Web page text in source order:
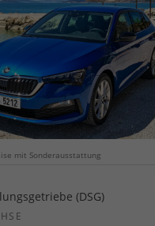
mit Sonderausstattung
(DSG)